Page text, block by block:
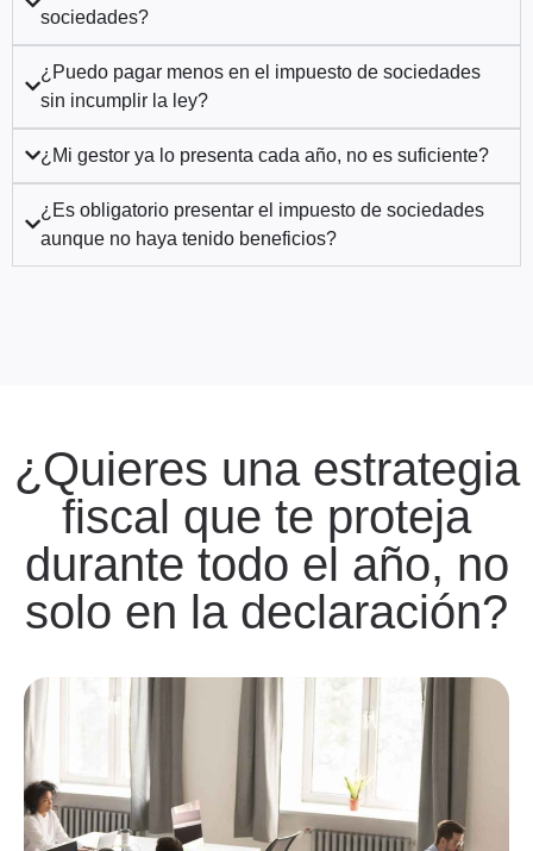
sociedades?
¿Puedo pagar menos en el impuesto de sociedades
sin incumplir la ley?
¿Mi gestor ya lo presenta cada año, no es suficiente?
¿Es obligatorio presentar el impuesto de sociedades
aunque no haya tenido beneficios?
¿Quieres una estrategia
fiscal que te proteja
durante todo el año, no
solo en la declaración?